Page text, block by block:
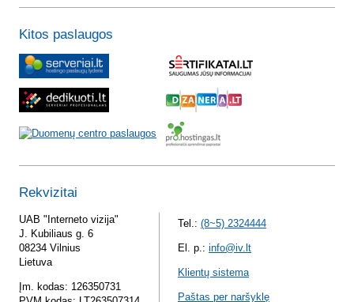
Kitos paslaugos
Rekvizitai
UAB "Interneto vizija"
J. Kubiliaus g. 6
08234 Vilnius
Lietuva
Įm. kodas: 126350731
Tel.: (8~5) 2324444
El. p.: info@iv.lt
Klientų sistema
Paštas per naršyklę